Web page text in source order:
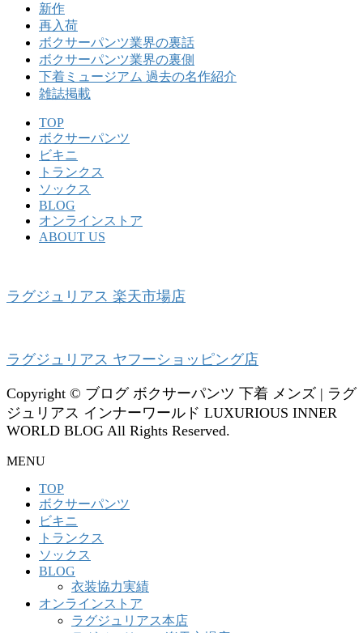
新作
再入荷
ボクサーパンツ業界の裏話
ボクサーパンツ業界の裏側
下着ミュージアム 過去の名作紹介
雑誌掲載
TOP
ボクサーパンツ
ビキニ
トランクス
ソックス
BLOG
オンラインストア
ABOUT US
ラグジュリアス 楽天市場店
ラグジュリアス ヤフーショッピング店
Copyright © ブログ ボクサーパンツ 下着 メンズ | ラグ
ジュリアス インナーワールド LUXURIOUS INNER
WORLD BLOG All Rights Reserved.
MENU
TOP
ボクサーパンツ
ビキニ
トランクス
ソックス
BLOG
衣装協力実績
オンラインストア
ラグジュリアス本店